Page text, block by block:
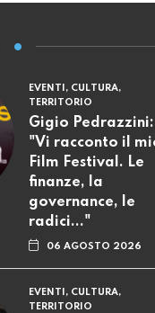
EVENTI, CULTURA,
TERRITORIO
Gigio Pedrazzini:
"Vi racconto il
Film Festival. Le
finanze, la
governance, le
radici..."
06 AGOSTO 2026
EVENTI, CULTURA,
TERRITORIO